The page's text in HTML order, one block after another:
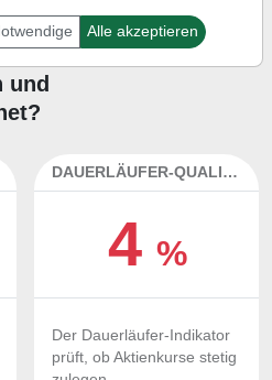
und
DAUERLÄUFER-QUALITÄTEN
4 %
Der Dauerläufer-Indikator
prüft, ob Aktienkurse stetig
Alle akzeptieren